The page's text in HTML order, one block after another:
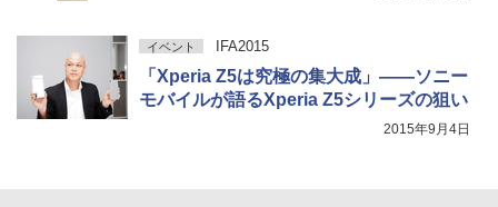
イベント IFA2015
「Xperia Z5は究極の集大成」――ソニー
モバイルが語るXperia Z5シリーズの狙い
2015年9月4日